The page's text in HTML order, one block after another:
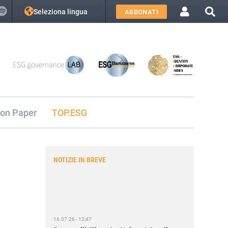
Seleziona lingua ABBONATI
Paper TOP.ESG
NOTIZIE IN BREVE